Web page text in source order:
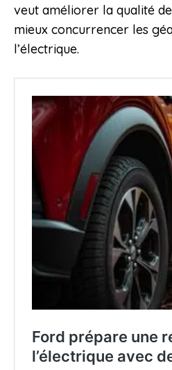
veut améliorer la qualité
mieux concurrencer les
l’électrique.